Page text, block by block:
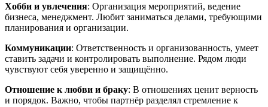
Хобби и увлечения: Организация мероприятий, ведение
бизнеса, менеджмент. Любит заниматься делами, требующими
планирования и организации.
Коммуникации: Ответственность и организованность, умеет
ставить задачи и контролировать выполнение. Рядом люди
чувствуют себя уверенно и защищённо.
Отношение к любви и браку: В отношениях ценит верность
и порядок. Важно, чтобы партнёр разделял стремление к